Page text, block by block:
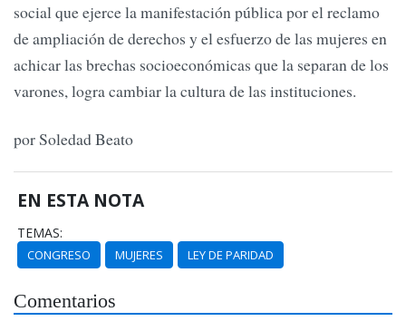
social que ejerce la manifestación pública por el reclamo
de ampliación de derechos y el esfuerzo de las mujeres en
achicar las brechas socioeconómicas que la separan de los
varones, logra cambiar la cultura de las instituciones.
por Soledad Beato
EN ESTA NOTA
TEMAS:
CONGRESO MUJERES LEY DE PARIDAD
Comentarios